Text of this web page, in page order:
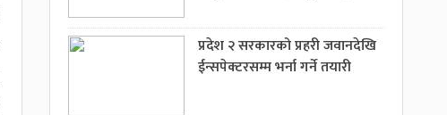
प्रदेश २ सरकारको प्रहरी जवानदेखि
ईन्सपेक्टरसम्म भर्ना गर्ने तयारी